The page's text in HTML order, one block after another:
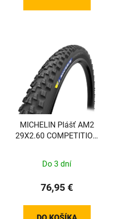
MICHELIN Plášť AM2
29X2.60 COMPETITION
Do 3 dní
76,95 €